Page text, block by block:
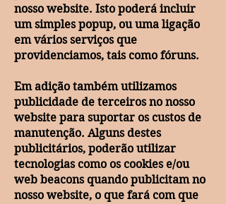
nosso website. Isto poderá incluir
um simples popup, ou uma ligação
em vários serviços que
providenciamos, tais como fóruns.
Em adição também utilizamos
publicidade de terceiros no nosso
website para suportar os custos de
manutenção. Alguns destes
publicitários, poderão utilizar
tecnologias como os cookies e/ou
web beacons quando publicitam no
nosso website, o que fará com que